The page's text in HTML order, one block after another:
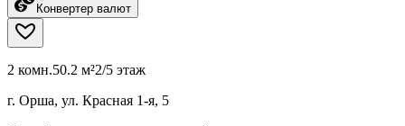
Конвертер валют
2 комн.50.2 м²2/5 этаж
г. Орша, ул. Красная 1-я, 5